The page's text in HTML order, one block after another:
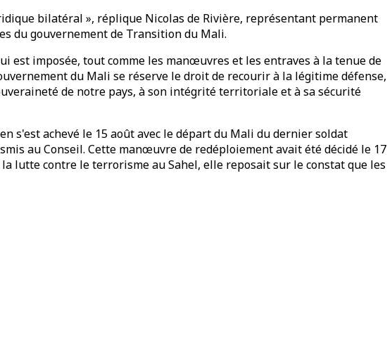
bilatéral », réplique Nicolas de Rivière, représentant permanent
du gouvernement de Transition du Mali.
est imposée, tout comme les manœuvres et les entraves à la tenue de
du Mali se réserve le droit de recourir à la légitime défense,
de notre pays, à son intégrité territoriale et à sa sécurité
s'est achevé le 15 août avec le départ du Mali du dernier soldat
au Conseil. Cette manœuvre de redéploiement avait été décidé le 17
lutte contre le terrorisme au Sahel, elle reposait sur le constat que les